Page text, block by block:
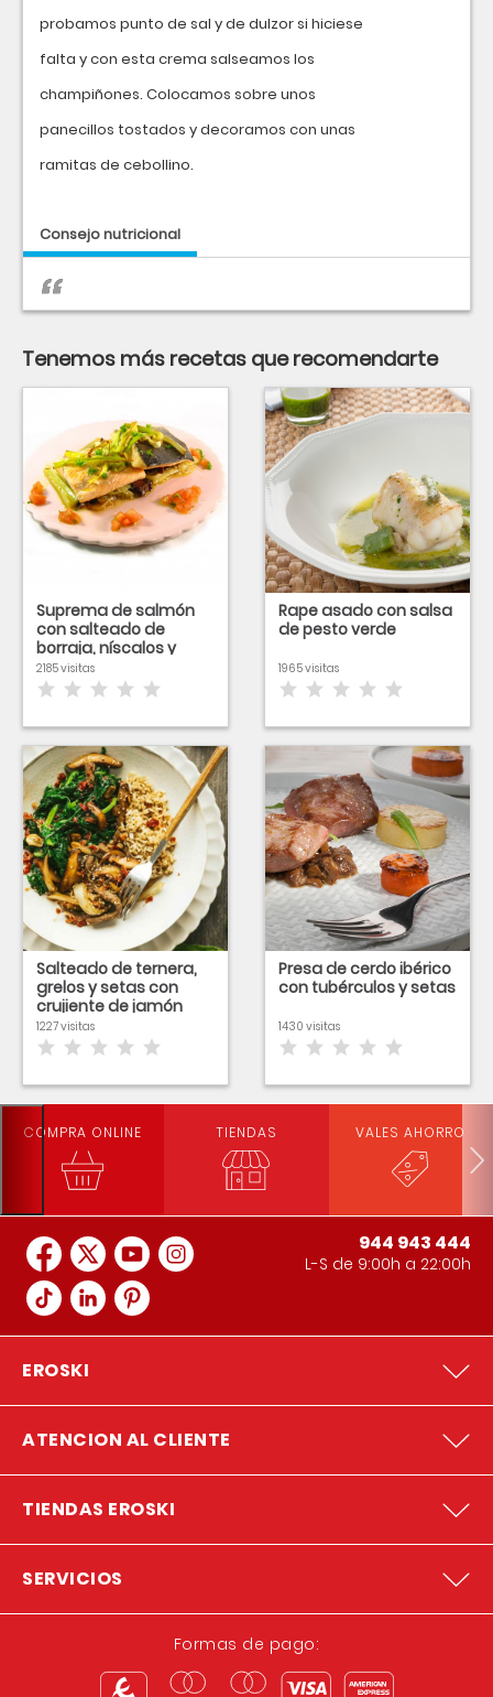
probamos punto de sal y de dulzor si hiciese
falta y con esta crema salseamos los
champiñones. Colocamos sobre unos
panecillos tostados y decoramos con unas
ramitas de cebollino.
Consejo nutricional
Tenemos más recetas que recomendarte
Suprema de salmón
con salteado de
borraja, níscalos y
vinagreta de tomate
2185 visitas
Rape asado con salsa
de pesto verde
1965 visitas
Salteado de ternera,
grelos y setas con
crujiente de jamón
1227 visitas
Presa de cerdo ibérico
con tubérculos y setas
1430 visitas
COMPRA ONLINE TIENDAS VALES AHORRO
944 943 444
L-S de 9:00h a 22:00h
EROSKI
ATENCION AL CLIENTE
TIENDAS EROSKI
SERVICIOS
Formas de pago: